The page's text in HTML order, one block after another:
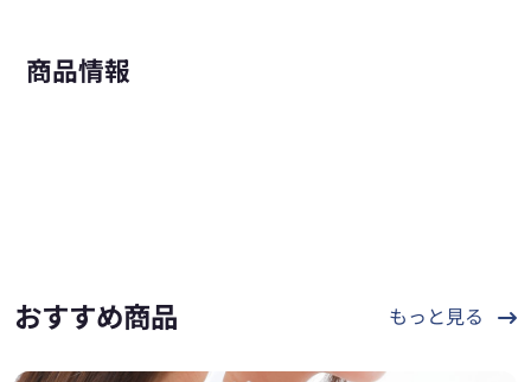
商品情報
おすすめ商品 もっと見る